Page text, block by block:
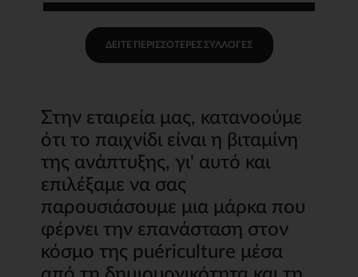
ΔΕΊΤΕ ΠΕΡΙΣΣΌΤΕΡΕΣ ΣΥΛΛΟΓΈΣ
Στην εταιρεία μας, κατανοούμε
ότι το παιχνίδι είναι η βιταμίνη
της ανάπτυξης, γι' αυτό και
επιλέξαμε να σας
παρουσιάσουμε μια μάρκα που
φέρνει την επανάσταση στον
κόσμο της puériculture μέσα